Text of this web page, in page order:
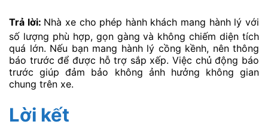
Trả lời: Nhà xe cho phép hành khách mang hành lý với
số lượng phù hợp, gọn gàng và không chiếm diện tích
quá lớn. Nếu bạn mang hành lý cồng kềnh, nên thông
báo trước để được hỗ trợ sắp xếp. Việc chủ động báo
trước giúp đảm bảo không ảnh hưởng không gian
chung trên xe.
Lời kết